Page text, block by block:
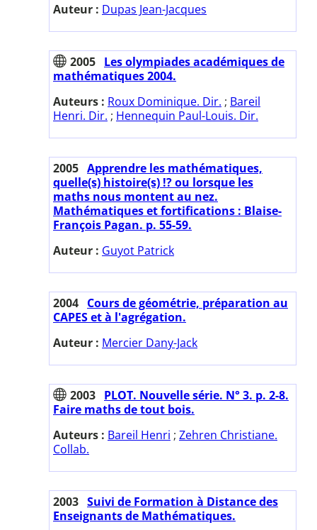
Auteur : Dupas Jean-Jacques
2005 Les olympiades académiques de
mathématiques 2004.
Auteurs : Roux Dominique. Dir. ; Bareil
Henri. Dir. ; Hennequin Paul-Louis. Dir.
2005 Apprendre les mathématiques,
quelle(s) histoire(s) !? ou lorsque les
maths nous montent au nez.
Mathématiques et fortifications : Blaise-
François Pagan. p. 55-59.
Auteur : Guyot Patrick
2004 Cours de géométrie, préparation au
CAPES et à l'agrégation.
Auteur : Mercier Dany-Jack
2003 PLOT. Nouvelle série. N° 3. p. 2-8.
Faire maths de tout bois.
Auteurs : Bareil Henri ; Zehren Christiane.
Collab.
2003 Suivi de Formation à Distance des
Enseignants de Mathématiques.